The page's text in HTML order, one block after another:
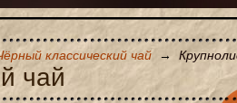
классический чай →
чай